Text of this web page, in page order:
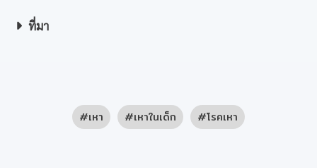
ที่มา
เหา เหาในเด็ก โรคเหา